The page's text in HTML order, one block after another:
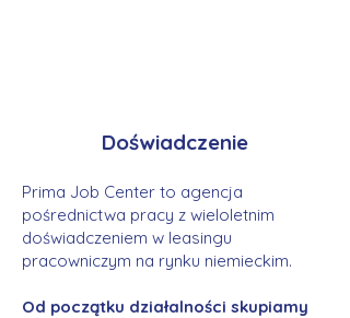
Doświadczenie
Prima Job Center to agencja
pośrednictwa pracy z wieloletnim
doświadczeniem w leasingu
pracowniczym na rynku niemieckim.
Od początku działalności skupiamy